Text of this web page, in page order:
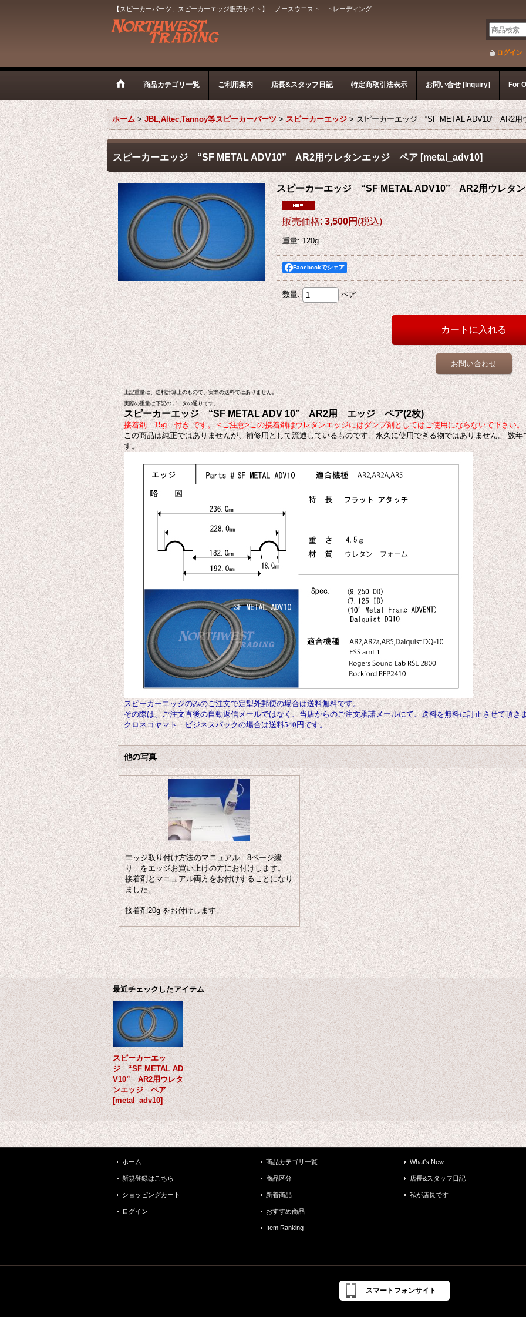
【スピーカーパーツ、スピーカーエッジ販売サイト】 ノースウエスト トレーディング
ログイン
商品カテゴリ一覧 ご利用案内 店長&スタッフ日記 特定商取引法表示 お問い合せ [Inquiry] For
ホーム > JBL,Altec,Tannoy等スピーカーパーツ > スピーカーエッジ > スピーカーエッジ “SF METAL ADV10” AR2
スピーカーエッジ “SF METAL ADV10” AR2用ウレタンエッジ ペア [metal_adv10]
スピーカーエッジ “SF METAL ADV10” AR2用ウレタ
販売価格: 3,500円(税込)
重量: 120g
Facebookでシェア
数量: ペア
お問い合わせ
上記重量は、送料計算上のもので、実際の送料ではありません。
実際の重量は下記のデータの通りです。
スピーカーエッジ “SFMETAL ADV 10” AR2用 エッジ ペア(2枚)
接着剤 15g 付き です。 <ご注意>この接着剤はウレタンエッジにはダンプ剤としてはご使用にならないで下さい。
この商品は純正ではありませんが、補修用として流通しているものです。永久に使用できる物ではありません。 数
す。
スピーカーエッジのみのご注文で定型外郵便の場合は送料無料です。
その際は、ご注文直後の自動返信メールではなく、当店からのご注文承諾メールにて、送料を無料に訂正させて頂き
クロネコヤマト ビジネスパックの場合は送料540円です。
他の写真
エッジ取り付け方法のマニュアル 8ページ綴
り をエッジお買い上げの方にお付けします。
接着剤とマニュアル両方をお付けすることになり
ました。
接着剤20g をお付けします。
最近チェックしたアイテム
スピーカーエッ
ジ “SF METAL AD
V10” AR2用ウレタ
ンエッジ ペア
[metal_adv10]
ホーム
新規登録はこちら
ショッピングカート
ログイン
商品カテゴリ一覧
商品区分
新着商品
おすすめ商品
Item Ranking
What's New
店長&スタッフ日記
私が店長です
スマートフォンサイト